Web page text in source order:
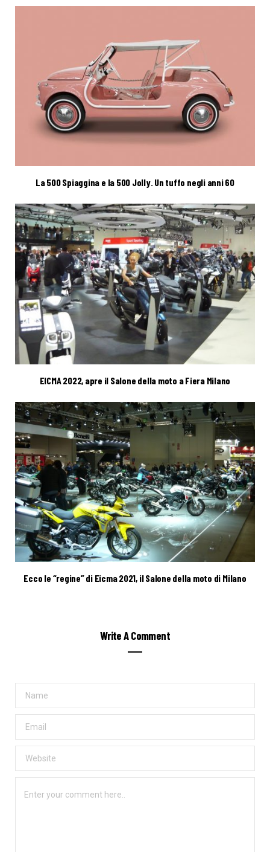
La 500 Spiaggina e la 500 Jolly. Un tuffo negli anni 60
EICMA 2022, apre il Salone della moto a Fiera Milano
Ecco le “regine” di Eicma 2021, il Salone della moto di Milano
Write A Comment